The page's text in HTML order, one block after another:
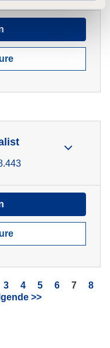
3 4 5 6 Pagina
7
8
>>